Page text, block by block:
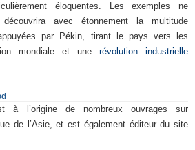
éloquentes. Les exemples ne
avec étonnement la multitude
par Pékin, tirant le pays vers les
mondiale et une révolution industrielle
à l’origine de nombreux ouvrages sur
de l’Asie, et est également éditeur du site